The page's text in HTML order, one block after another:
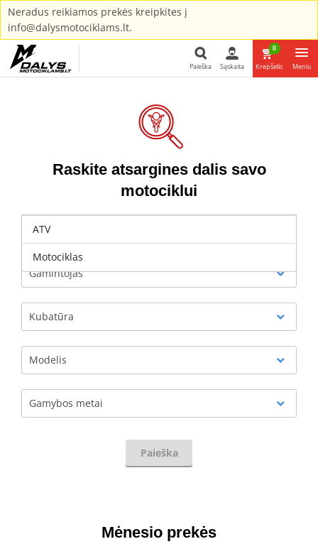
Neradus reikiamos prekės kreipkites į
info@dalysmotociklams.lt.
Paieška Sąskaita
0
Krepšelis Meniu
Raskite atsargines dalis savo
motociklui
Pasirinkti
Gamintojas
Kubatūra
Modelis
Gamybos metai
Paieška
Mėnesio prekės
ATV
Motociklas